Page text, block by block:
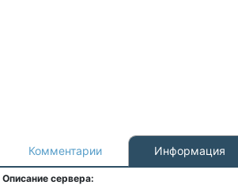
Комментарии Информация
Описание сервера: